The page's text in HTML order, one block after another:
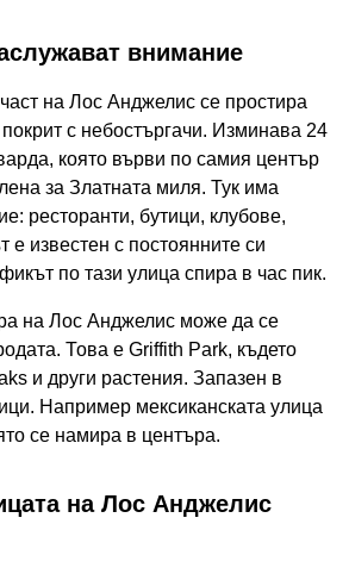
внимание
на Лос Анджелис се простира
с небостъргачи. Изминава 24
която върви по самия център
за Златната миля. Тук има
ресторанти, бутици, клубове,
е известен с постоянните си
по тази улица спира в час пик.
на Лос Анджелис може да се
Това е Griffith Park, където
и други растения. Запазен в
Например мексиканската улица
се намира в центъра.
на Лос Анджелис